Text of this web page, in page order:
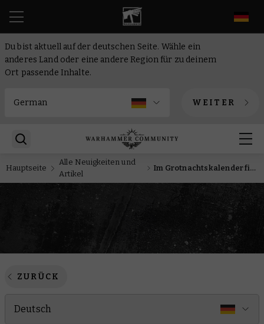
Du bist aktuell auf der deutschen Seite. Wähle ein
anderes Land oder eine andere Region für zu deinem
Ort passende Inhalte.
WEITER
Hauptseite
Alle Neuigkeiten und
Artikel
Im Grotnachtskalender findest du dieses Jahr 25 Tage lang festliche Warhammer-Goodies
ZURÜCK
Deutsch